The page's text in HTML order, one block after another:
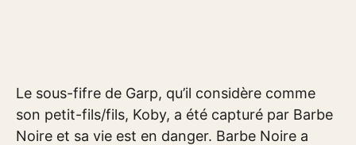
Le sous-fifre de Garp, qu’il considère comme
son petit-fils/fils, Koby, a été capturé par Barbe
Noire et sa vie est en danger. Barbe Noire a